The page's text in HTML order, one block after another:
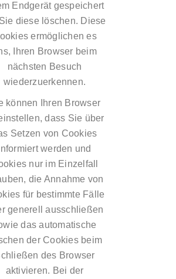
Endgerät gespeichert
diese löschen. Diese
ermöglichen es
Ihren Browser beim
nächsten Besuch
wiederzuerkennen.
können Ihren Browser
dass Sie über
Setzen von Cookies
werden und
nur im Einzelfall
die Annahme von
für bestimmte Fälle
generell ausschließen
das automatische
der Cookies beim
des Browser
aktivieren. Bei der